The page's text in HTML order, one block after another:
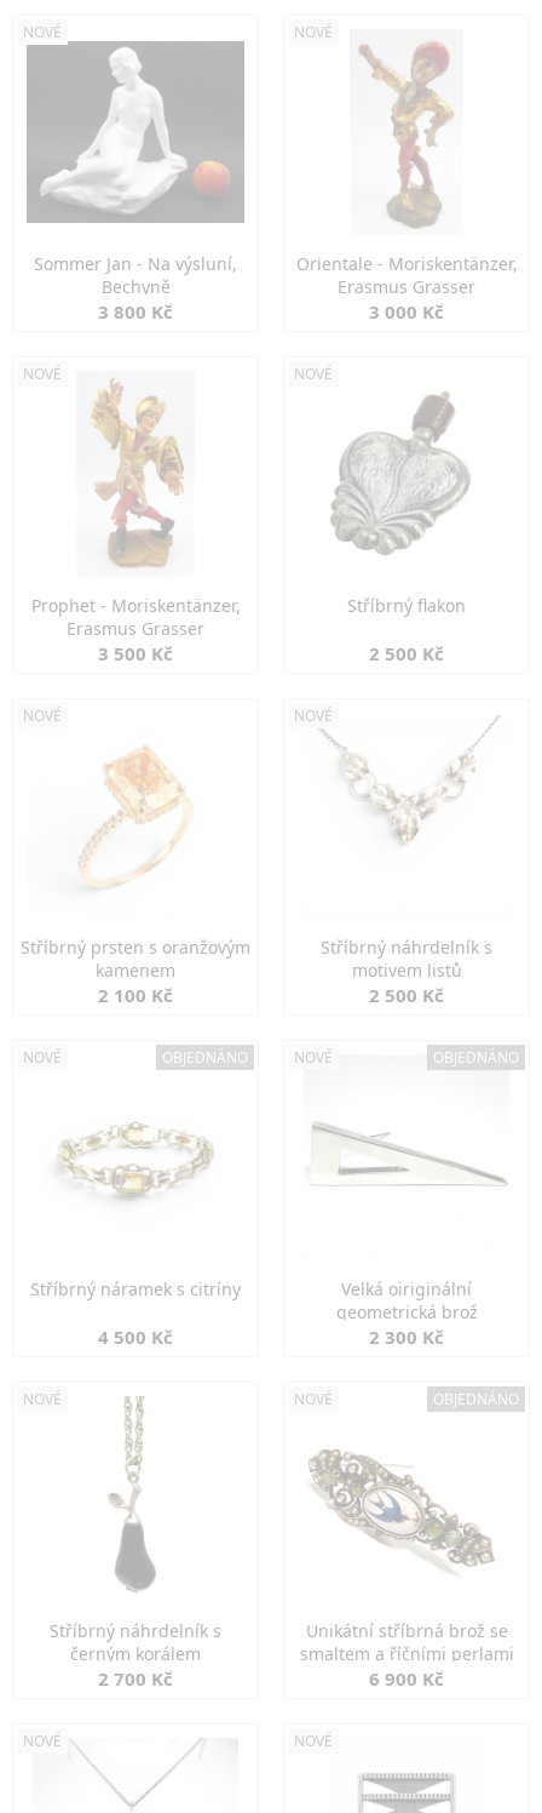
NOVÉ
Sommer Jan - Na výsluní,
Bechyně
3 800 Kč
NOVÉ
Orientale - Moriskentänzer,
Erasmus Grasser
3 000 Kč
NOVÉ
Prophet - Moriskentänzer,
Erasmus Grasser
3 500 Kč
NOVÉ
Stříbrný flakon
2 500 Kč
NOVÉ
Stříbrný prsten s oranžovým
kamenem
2 100 Kč
NOVÉ
Stříbrný náhrdelník s
motivem listů
2 500 Kč
NOVÉ OBJEDNÁNO
Stříbrný náramek s citríny
4 500 Kč
NOVÉ OBJEDNÁNO
Velká oiriginální
geometrická brož
2 300 Kč
NOVÉ
Stříbrný náhrdelník s
černým korálem
2 700 Kč
NOVÉ OBJEDNÁNO
Unikátní stříbrná brož se
smaltem a říčními perlami
6 900 Kč
NOVÉ NOVÉ